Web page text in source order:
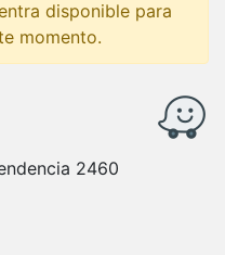
disponible para
momento.
2460